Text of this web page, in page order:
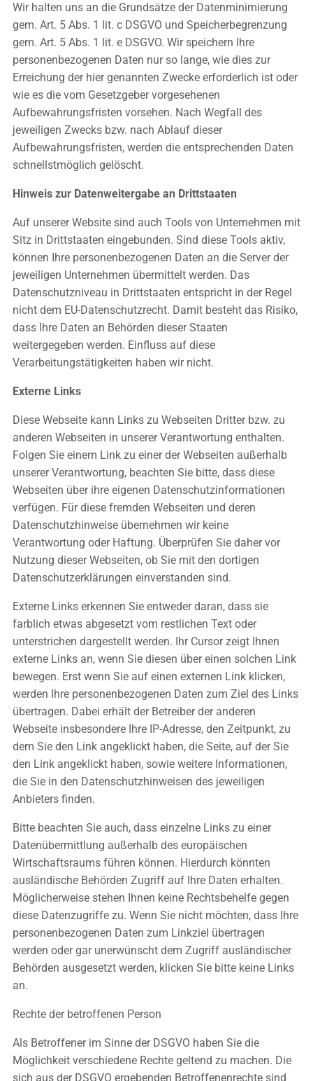
Wir halten uns an die Grundsätze der Datenminimierung
gem. Art. 5 Abs. 1 lit. c DSGVO und Speicherbegrenzung
gem. Art. 5 Abs. 1 lit. e DSGVO. Wir speichern Ihre
personenbezogenen Daten nur so lange, wie dies zur
Erreichung der hier genannten Zwecke erforderlich ist oder
wie es die vom Gesetzgeber vorgesehenen
Aufbewahrungsfristen vorsehen. Nach Wegfall des
jeweiligen Zwecks bzw. nach Ablauf dieser
Aufbewahrungsfristen, werden die entsprechenden Daten
schnellstmöglich gelöscht.
Hinweis zur Datenweitergabe an Drittstaaten
Auf unserer Website sind auch Tools von Unternehmen mit
Sitz in Drittstaaten eingebunden. Sind diese Tools aktiv,
können Ihre personenbezogenen Daten an die Server der
jeweiligen Unternehmen übermittelt werden. Das
Datenschutzniveau in Drittstaaten entspricht in der Regel
nicht dem EU-Datenschutzrecht. Damit besteht das Risiko,
dass Ihre Daten an Behörden dieser Staaten
weitergegeben werden. Einfluss auf diese
Verarbeitungstätigkeiten haben wir nicht.
Externe Links
Diese Webseite kann Links zu Webseiten Dritter bzw. zu
anderen Webseiten in unserer Verantwortung enthalten.
Folgen Sie einem Link zu einer der Webseiten außerhalb
unserer Verantwortung, beachten Sie bitte, dass diese
Webseiten über ihre eigenen Datenschutzinformationen
verfügen. Für diese fremden Webseiten und deren
Datenschutzhinweise übernehmen wir keine
Verantwortung oder Haftung. Überprüfen Sie daher vor
Nutzung dieser Webseiten, ob Sie mit den dortigen
Datenschutzerklärungen einverstanden sind.
Externe Links erkennen Sie entweder daran, dass sie
farblich etwas abgesetzt vom restlichen Text oder
unterstrichen dargestellt werden. Ihr Cursor zeigt Ihnen
externe Links an, wenn Sie diesen über einen solchen Link
bewegen. Erst wenn Sie auf einen externen Link klicken,
werden Ihre personenbezogenen Daten zum Ziel des Links
übertragen. Dabei erhält der Betreiber der anderen
Webseite insbesondere Ihre IP-Adresse, den Zeitpunkt, zu
dem Sie den Link angeklickt haben, die Seite, auf der Sie
den Link angeklickt haben, sowie weitere Informationen,
die Sie in den Datenschutzhinweisen des jeweiligen
Anbieters finden.
Bitte beachten Sie auch, dass einzelne Links zu einer
Datenübermittlung außerhalb des europäischen
Wirtschaftsraums führen können. Hierdurch könnten
ausländische Behörden Zugriff auf Ihre Daten erhalten.
Möglicherweise stehen Ihnen keine Rechtsbehelfe gegen
diese Datenzugriffe zu. Wenn Sie nicht möchten, dass Ihre
personenbezogenen Daten zum Linkziel übertragen
werden oder gar unerwünscht dem Zugriff ausländischer
Behörden ausgesetzt werden, klicken Sie bitte keine Links
an.
Rechte der betroffenen Person
Als Betroffener im Sinne der DSGVO haben Sie die
Möglichkeit verschiedene Rechte geltend zu machen. Die
sich aus der DSGVO ergebenden Betroffenenrechte sind